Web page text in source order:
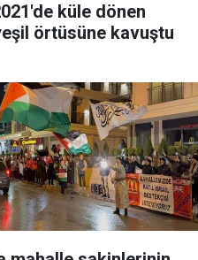
küle dönen
örtüsüne kavuştu